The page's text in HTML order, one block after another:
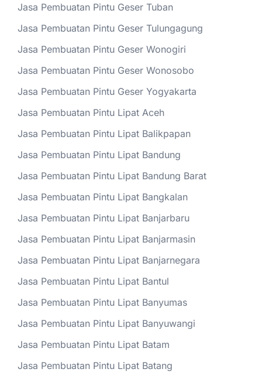
Jasa Pembuatan Pintu Geser Tuban
Jasa Pembuatan Pintu Geser Tulungagung
Jasa Pembuatan Pintu Geser Wonogiri
Jasa Pembuatan Pintu Geser Wonosobo
Jasa Pembuatan Pintu Geser Yogyakarta
Jasa Pembuatan Pintu Lipat Aceh
Jasa Pembuatan Pintu Lipat Balikpapan
Jasa Pembuatan Pintu Lipat Bandung
Jasa Pembuatan Pintu Lipat Bandung Barat
Jasa Pembuatan Pintu Lipat Bangkalan
Jasa Pembuatan Pintu Lipat Banjarbaru
Jasa Pembuatan Pintu Lipat Banjarmasin
Jasa Pembuatan Pintu Lipat Banjarnegara
Jasa Pembuatan Pintu Lipat Bantul
Jasa Pembuatan Pintu Lipat Banyumas
Jasa Pembuatan Pintu Lipat Banyuwangi
Jasa Pembuatan Pintu Lipat Batam
Jasa Pembuatan Pintu Lipat Batang